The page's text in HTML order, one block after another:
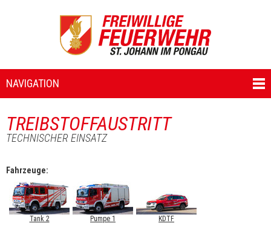
NAVIGATION
TREIBSTOFFAUSTRITT
TECHNISCHER EINSATZ
Fahrzeuge:
Tank 2 Pumpe 1 KDTF